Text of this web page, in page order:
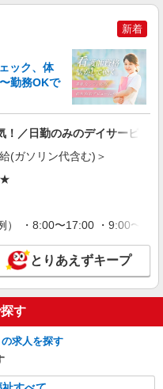
NEW
＊日払いOK！推し活の
円 ＜日払い有/週払い有/交
代含む)＞
なし
NEW
立できる＊デイサービス
】
円＜日払い有/経験者優遇/交通
含む)＞
新着
ック、体
勤務OKで
／日勤のみのデイサービス＊
(ガソリン代含む)＞
★
） ・8:00〜17:00 ・9:00〜
とりあえずキープ
す
求人を探す